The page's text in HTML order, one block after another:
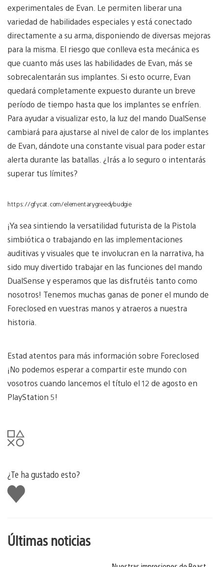
experimentales de Evan. Le permiten liberar una
variedad de habilidades especiales y está conectado
directamente a su arma, disponiendo de diversas mejoras
para la misma. El riesgo que conlleva esta mecánica es
que cuanto más uses las habilidades de Evan, más se
sobrecalentarán sus implantes. Si esto ocurre, Evan
quedará completamente expuesto durante un breve
período de tiempo hasta que los implantes se enfríen.
Para ayudar a visualizar esto, la luz del mando DualSense
cambiará para ajustarse al nivel de calor de los implantes
de Evan, dándote una constante visual para poder estar
alerta durante las batallas. ¿Irás a lo seguro o intentarás
superar tus límites?
https://gfycat.com/elementarygreedybudgie
¡Ya sea sintiendo la versatilidad futurista de la Pistola
simbiótica o trabajando en las implementaciones
auditivas y visuales que te involucran en la narrativa, ha
sido muy divertido trabajar en las funciones del mando
DualSense y esperamos que las disfrutéis tanto como
nosotros! Tenemos muchas ganas de poner el mundo de
Foreclosed en vuestras manos y atraeros a nuestra
historia.
Estad atentos para más información sobre Foreclosed
¡No podemos esperar a compartir este mundo con
vosotros cuando lancemos el título el 12 de agosto en
PlayStation 5!
¿Te ha gustado esto?
Me
gusta
esto
Últimas noticias